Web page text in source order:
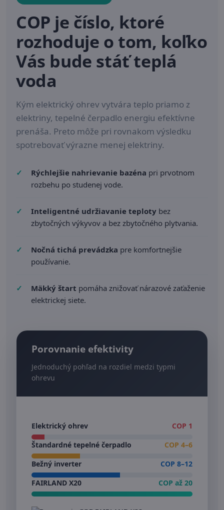
COP je číslo, ktoré
rozhoduje o tom, koľko
Vás bude stáť teplá
voda
Kým elektrický ohrev vytvára teplo priamo z
elektriny, tepelné čerpadlo energiu efektívne
prenáša. Preto môže pri rovnakom výsledku
spotrebovať výrazne menej elektriny.
Rýchlejšie nahrievanie bazéna pri prvotnom
rozbehu po studenej vode.
Inteligentné udržiavanie teploty bez
zbytočných výkyvov a bez zbytočného plytvania.
Nočná tichá prevádzka pre komfortnejšie
používanie.
Mäkký štart pomáha znižovať nárazové zaťaženie
elektrickej siete.
Porovnanie efektivity
Jednoduchý pohľad na rozdiel medzi typmi
ohrevu
Elektrický ohrev
COP 1
Štandardné tepelné čerpadlo
COP 4–6
Bežný inverter
COP 8–12
FAIRLAND X20
COP až 20